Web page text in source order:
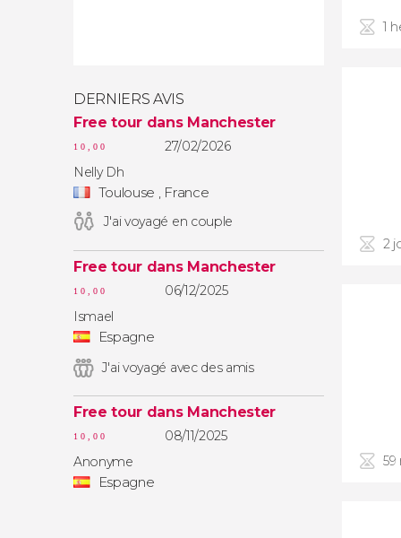
DERNIERS AVIS
Free tour dans Manchester
10,00
27/02/2026
Nelly Dh
Toulouse , France
J'ai voyagé en couple
Free tour dans Manchester
10,00
06/12/2025
Ismael
Espagne
J'ai voyagé avec des amis
Free tour dans Manchester
10,00
08/11/2025
Anonyme
Espagne
1
2
59